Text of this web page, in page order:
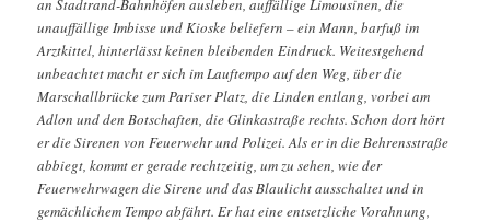
an Stadtrand-Bahnhöfen ausleben, auffällige Limousinen, die
unauffällige Imbisse und Kioske beliefern – ein Mann, barfuß im
Arztkittel, hinterlässt keinen bleibenden Eindruck. Weitestgehend
unbeachtet macht er sich im Lauftempo auf den Weg, über die
Marschallbrücke zum Pariser Platz, die Linden entlang, vorbei am
Adlon und den Botschaften, die Glinkastraße rechts. Schon dort hört
er die Sirenen von Feuerwehr und Polizei. Als er in die Behrensstraße
abbiegt, kommt er gerade rechtzeitig, um zu sehen, wie der
Feuerwehrwagen die Sirene und das Blaulicht ausschaltet und in
gemächlichem Tempo abfährt. Er hat eine entsetzliche Vorahnung,